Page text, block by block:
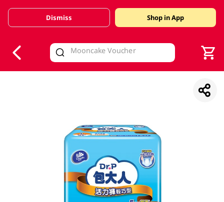
Valid Until 30 June 2026
Dismiss Shop in App